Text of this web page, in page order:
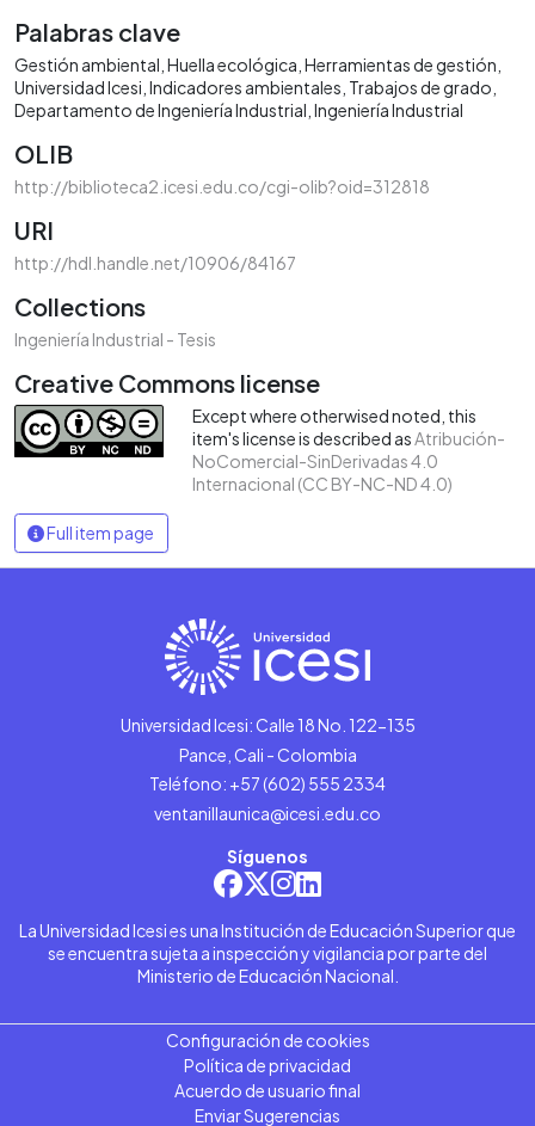
Palabras clave
Gestión ambiental Huella ecológica Herramientas de gestión
Universidad Icesi Indicadores ambientales Trabajos de grado
Departamento de Ingeniería Industrial Ingeniería Industrial
OLIB
http://biblioteca2.icesi.edu.co/cgi-olib?oid=312818
URI
http://hdl.handle.net/10906/84167
Collections
Ingeniería Industrial - Tesis
Creative Commons license
Except where otherwised noted, this
item's license is described asAtribución-
NoComercial-SinDerivadas 4.0
Internacional (CC BY-NC-ND 4.0)
Full item page
Universidad Icesi: Calle 18 No. 122-135
Pance, Cali - Colombia
Teléfono: +57 (602) 555 2334
ventanillaunica@icesi.edu.co
Síguenos
La Universidad Icesi es una Institución de Educación Superior que
se encuentra sujeta a inspección y vigilancia por parte del
Ministerio de Educación Nacional.
Configuración de cookies
Política de privacidad
Acuerdo de usuario final
Enviar Sugerencias